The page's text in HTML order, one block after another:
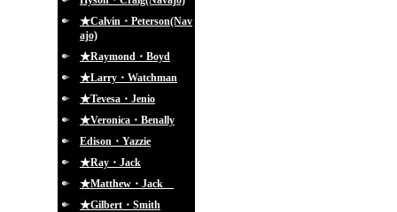
★Calvin・Peterson(Nav
ajo)
★Raymond・Boyd
★Larry・Watchman
★Tevesa・Jenio
★Veronica・Benally
Edison・Yazzie
★Ray・Jack
★Matthew・Jack
★Gilbert・Smith